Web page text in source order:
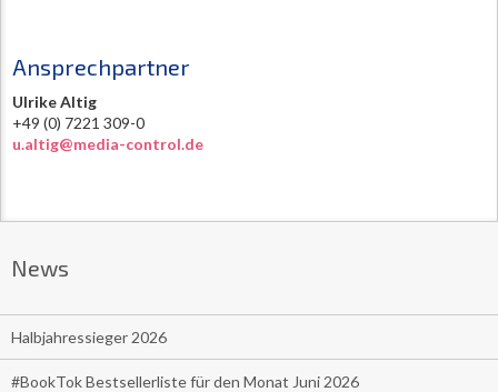
Ansprechpartner
Ulrike Altig
+49 (0) 7221 309-0
u.altig@media-control.de
News
Halbjahressieger 2026
#BookTok Bestsellerliste für den Monat Juni 2026